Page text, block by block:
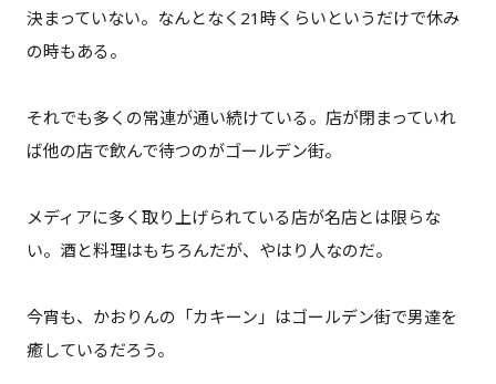
決まっていない。なんとなく21時くらいというだけで休み
の時もある。
それでも多くの常連が通い続けている。店が閉まっていれ
ば他の店で飲んで待つのがゴールデン街。
メディアに多く取り上げられている店が名店とは限らな
い。酒と料理はもちろんだが、やはり人なのだ。
今宵も、かおりんの「カキーン」はゴールデン街で男達を
癒しているだろう。